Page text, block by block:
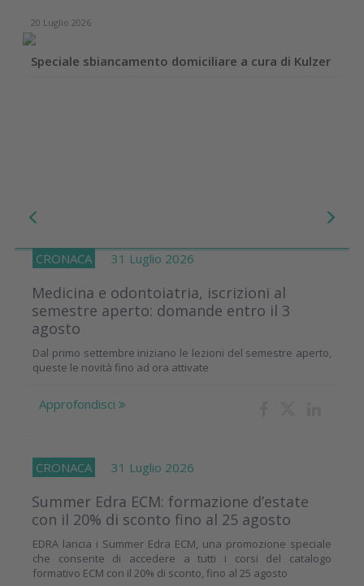
20 Luglio 2026
Speciale sbiancamento domiciliare a cura di Kulzer
CRONACA 31 Luglio 2026
Medicina e odontoiatria, iscrizioni al
semestre aperto: domande entro il 3
agosto
Dal primo settembre iniziano le lezioni del semestre aperto,
queste le novità fino ad ora attivate
Approfondisci
CRONACA 31 Luglio 2026
Summer Edra ECM: formazione d’estate
con il 20% di sconto fino al 25 agosto
EDRA lancia i Summer Edra ECM, una promozione speciale
che consente di accedere a tutti i corsi del catalogo
formativo ECM con il 20% di sconto, fino al 25 agosto